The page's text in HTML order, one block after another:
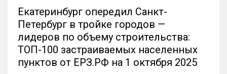
Екатеринбург опередил Санкт-
Петербург в тройке городов —
лидеров по объему строительства:
ТОП-100 застраиваемых населенных
пунктов от ЕРЗ.РФ на 1 октября 2025